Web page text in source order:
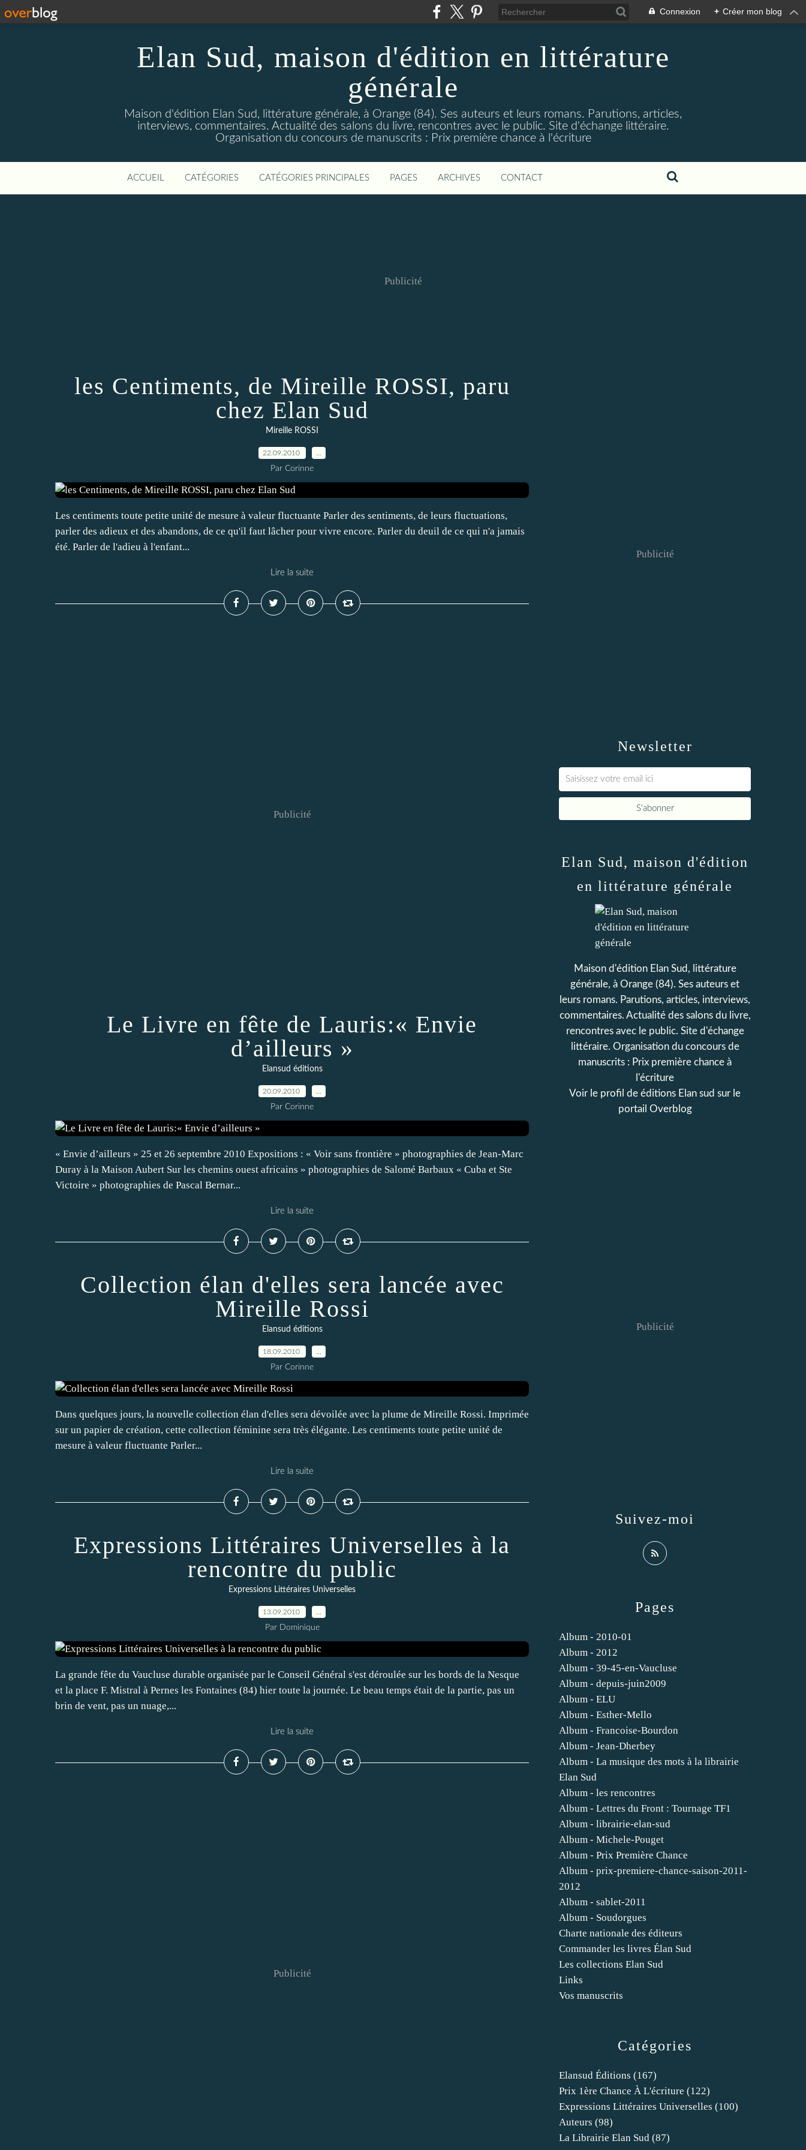
Connexion + Créer mon blog
Elan Sud, maison d'édition en littérature
générale
Maison d'édition Elan Sud, littérature générale, à Orange (84). Ses auteurs et leurs romans. Parutions, articles,
interviews, commentaires. Actualité des salons du livre, rencontres avec le public. Site d'échange littéraire.
Organisation du concours de manuscrits : Prix première chance à l'écriture
ACCUEIL CATÉGORIES CATÉGORIES PRINCIPALES PAGES ARCHIVES CONTACT
Publicité
les Centiments, de Mireille ROSSI, paru
chez Elan Sud
Mireille ROSSI
22.09.2010
Par Corinne
Les centiments toute petite unité de mesure à valeur fluctuante Parler des sentiments, de leurs fluctuations,
parler des adieux et des abandons, de ce qu'il faut lâcher pour vivre encore. Parler du deuil de ce qui n'a jamais
été. Parler de l'adieu à l'enfant...
Lire la suite
Publicité
Le Livre en fête de Lauris:« Envie
d’ailleurs »
Elansud éditions
20.09.2010
Par Corinne
« Envie d’ailleurs » 25 et 26 septembre 2010 Expositions : « Voir sans frontière » photographies de Jean-Marc
Duray à la Maison Aubert Sur les chemins ouest africains » photographies de Salomé Barbaux « Cuba et Ste
Victoire » photographies de Pascal Bernar...
Lire la suite
Collection élan d'elles sera lancée avec
Mireille Rossi
Elansud éditions
18.09.2010
Par Corinne
Dans quelques jours, la nouvelle collection élan d'elles sera dévoilée avec la plume de Mireille Rossi. Imprimée
sur un papier de création, cette collection féminine sera très élégante. Les centiments toute petite unité de
mesure à valeur fluctuante Parler...
Lire la suite
Expressions Littéraires Universelles à la
rencontre du public
Expressions Littéraires Universelles
13.09.2010
Par Dominique
La grande fête du Vaucluse durable organisée par le Conseil Général s'est déroulée sur les bords de la Nesque
et la place F. Mistral à Pernes les Fontaines (84) hier toute la journée. Le beau temps était de la partie, pas un
brin de vent, pas un nuage,...
Lire la suite
Publicité
Newsletter
Publicité
Catégories
Elansud Éditions (167)
Prix 1ère Chance À L'écriture (122)
Expressions Littéraires Universelles (100)
Auteurs (98)
La Librairie Elan Sud (87)
Pages
Album - 2010-01
Album - 2012
Album - 39-45-en-Vaucluse
Album - depuis-juin2009
Album - ELU
Album - Esther-Mello
Album - Francoise-Bourdon
Album - Jean-Dherbey
Album - La musique des mots à la librairie
Elan Sud
Album - les rencontres
Album - Lettres du Front : Tournage TF1
Album - librairie-elan-sud
Album - Michele-Pouget
Album - Prix Première Chance
Album - prix-premiere-chance-saison-2011-
2012
Album - sablet-2011
Album - Soudorgues
Charte nationale des éditeurs
Commander les livres Élan Sud
Les collections Elan Sud
Links
Vos manuscrits
Elan Sud, maison d'édition
en littérature générale
Maison d'édition Elan Sud, littérature
générale, à Orange (84). Ses auteurs et
leurs romans. Parutions, articles, interviews,
commentaires. Actualité des salons du livre,
rencontres avec le public. Site d'échange
littéraire. Organisation du concours de
manuscrits : Prix première chance à
l'écriture
Voir le profil de éditions Elan sud sur le
portail Overblog
Suivez-moi
Publicité